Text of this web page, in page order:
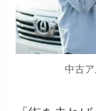
中古